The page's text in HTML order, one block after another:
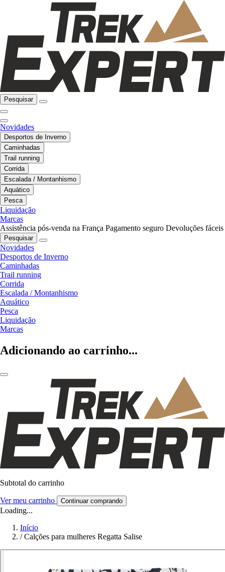
Pesquisar
Novidades
Desportos de Inverno
Caminhadas
Trail running
Corrida
Escalada / Montanhismo
Aquático
Pesca
Liquidação
Marcas
Assistência pós-venda na França Pagamento seguro Devoluções fáceis
Pesquisar
Novidades
Desportos de Inverno
Caminhadas
Trail running
Corrida
Escalada / Montanhismo
Aquático
Pesca
Liquidação
Marcas
Adicionando ao carrinho...
Subtotal do carrinho
Ver meu carrinho Continuar comprando
Loading...
Início
/ Calções para mulheres Regatta Salise